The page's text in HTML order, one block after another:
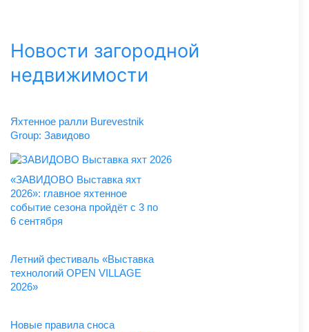
Новости загородной
недвижимости
Яхтенное ралли Burevestnik
Group: Завидово
«ЗАВИДОВО Выставка яхт
2026»: главное яхтенное
событие сезона пройдёт с 3 по
6 сентября
Летний фестиваль «Выставка
технологий OPEN VILLAGE
2026»
Новые правила сноса